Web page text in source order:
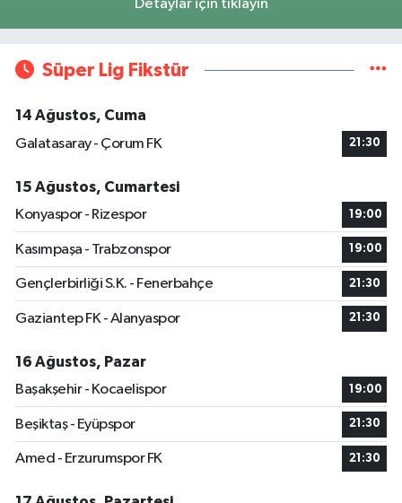
Detaylar için tıklayın
Süper Lig Fikstür
14 Ağustos, Cuma
Galatasaray - Çorum FK
21:30
15 Ağustos, Cumartesi
Konyaspor - Rizespor
19:00
Kasımpaşa - Trabzonspor 19:00
Gençlerbirliği S.K. - Fenerbahçe 21:30
Gaziantep FK - Alanyaspor 21:30
16 Ağustos, Pazar
Başakşehir - Kocaelispor
19:00
Beşiktaş - Eyüpspor 21:30
Amed - Erzurumspor FK 21:30